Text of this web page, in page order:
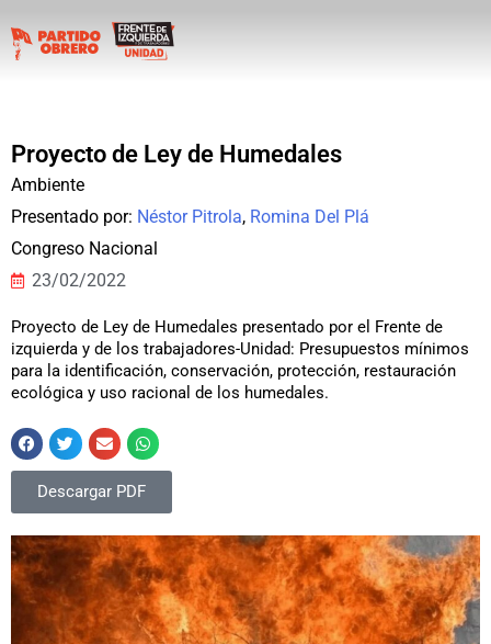
Proyecto de Ley de Humedales
Ambiente
Presentado por: Néstor Pitrola, Romina Del Plá
Congreso Nacional
23/02/2022
Proyecto de Ley de Humedales presentado por el Frente de
izquierda y de los trabajadores-Unidad: Presupuestos mínimos
para la identificación, conservación, protección, restauración
ecológica y uso racional de los humedales.
Descargar PDF